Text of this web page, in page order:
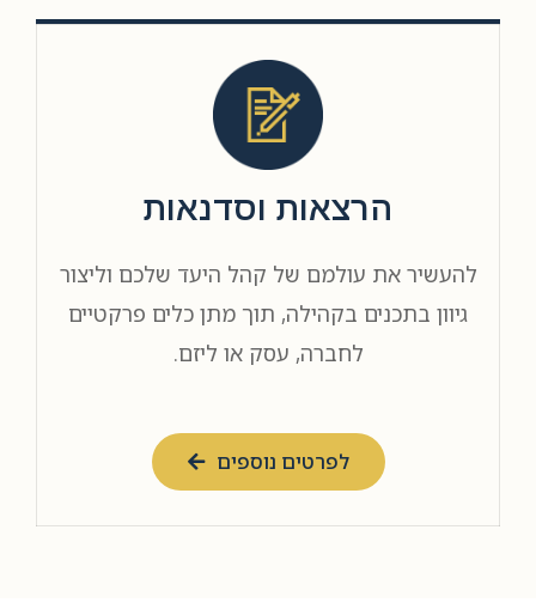
הרצאות וסדנאות
להעשיר את עולמם של קהל היעד שלכם וליצור
גיוון בתכנים בקהילה, תוך מתן כלים פרקטיים
לחברה, עסק או ליזם.
לפרטים נוספים